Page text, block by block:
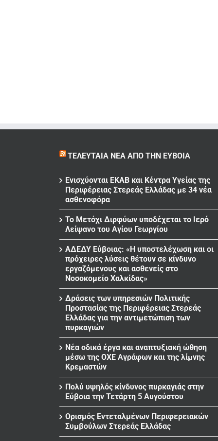
ΤΕΛΕΥΤΑΊΑ ΝΈΑ ΑΠΌ ΤΗΝ ΕΎΒΟΙΑ
Ενισχύονται ΕΚΑΒ και Κέντρα Υγείας της
Περιφέρειας Στερεάς Ελλάδας με 34 νέα
ασθενοφόρα
Το Μετόχι Διρφύων υποδέχεται το Ιερό
Λείψανο του Αγίου Γεωργίου
ΑΔΕΔΥ Εύβοιας: «Η υποστελέχωση και οι
πρόχειρες λύσεις θέτουν σε κίνδυνο
εργαζόμενους και ασθενείς στο
Νοσοκομείο Χαλκίδας»
Δράσεις των υπηρεσιών Πολιτικής
Προστασίας της Περιφέρειας Στερεάς
Ελλάδας για την αντιμετώπιση των
πυρκαγιών
Νέα οδικά έργα και αναπτυξιακή ώθηση
μέσω της ΟΧΕ Αγράφων και της λίμνης
Κρεμαστών
Πολύ υψηλός κίνδυνος πυρκαγιάς στην
Εύβοια την Τετάρτη 5 Αυγούστου
Ορισμός Εντεταλμένων Περιφερειακών
Συμβούλων Στερεάς Ελλάδας